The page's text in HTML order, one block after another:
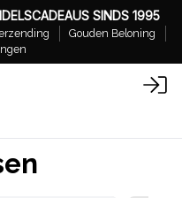
SINDS 1995
Gouden Beloning